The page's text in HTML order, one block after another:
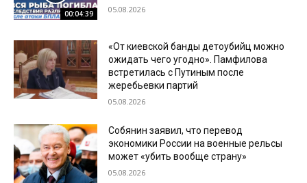
00:04:39 05.08.2026
«От киевской банды детоубийц можно
ожидать чего угодно». Памфилова
встретилась с Путиным после
жеребьевки партий
05.08.2026
Собянин заявил, что перевод
экономики России на военные рельсы
может «убить вообще страну»
05.08.2026